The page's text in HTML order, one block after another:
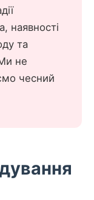
наявності
та
не
чесний